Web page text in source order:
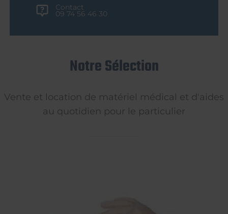
Contact
09 74 56 46 30
Notre Sélection
Vente et location de matériel médical et d'aides
au quotidien pour le particulier